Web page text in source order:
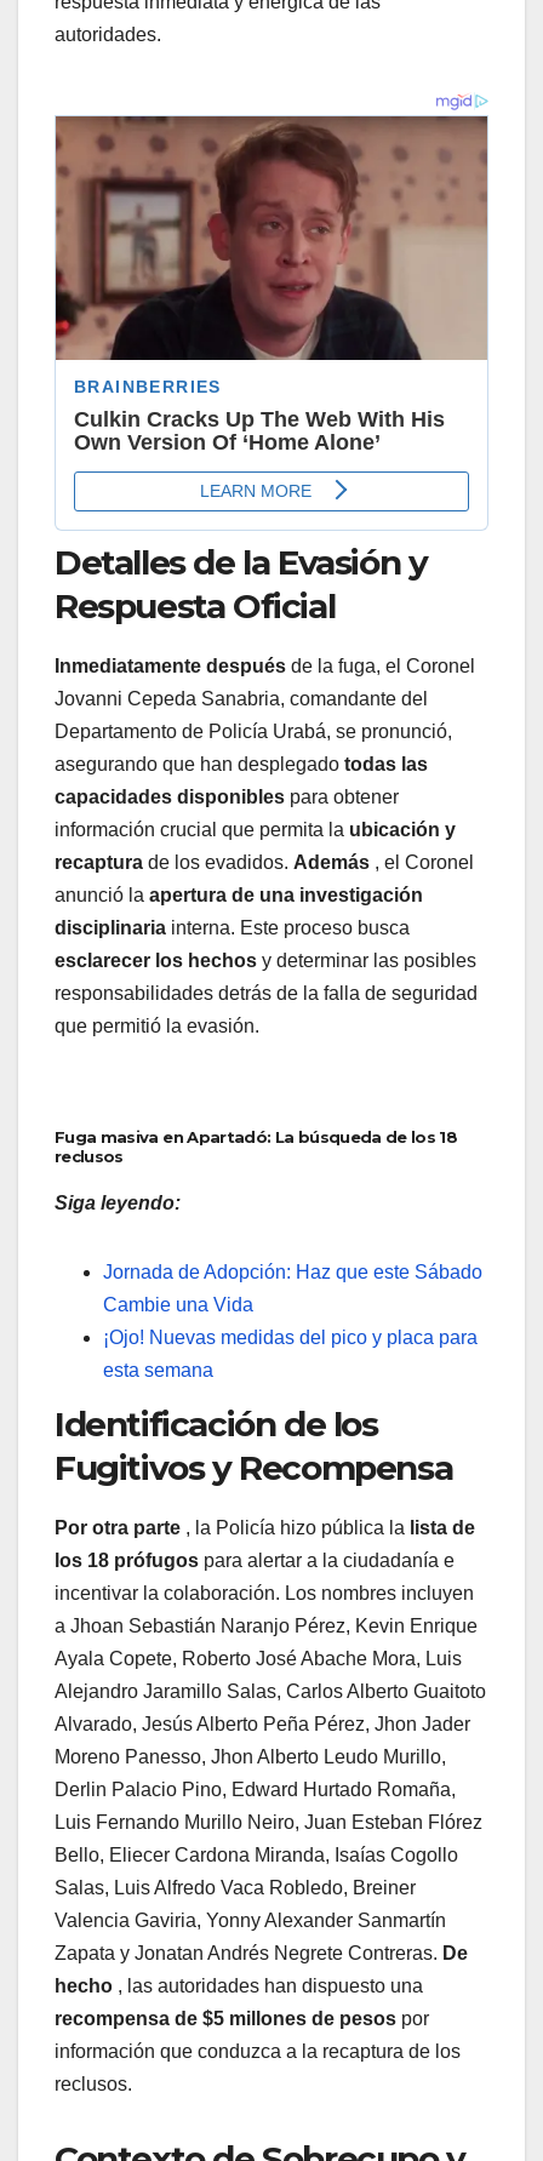
autoridades.
Detalles de la Evasión y
Respuesta Oficial
Inmediatamente después de la fuga, el Coronel
Jovanni Cepeda Sanabria, comandante del
Departamento de Policía Urabá, se pronunció,
asegurando que han desplegado todas las
capacidades disponibles para obtener
información crucial que permita la ubicación y
recaptura de los evadidos. Además , el Coronel
anunció la apertura de una investigación
disciplinaria interna. Este proceso busca
esclarecer los hechos y determinar las posibles
responsabilidades detrás de la falla de seguridad
que permitió la evasión.
Fuga masiva en Apartadó: La búsqueda de los 18
reclusos
Siga leyendo:
Jornada de Adopción: Haz que este Sábado
Cambie una Vida
¡Ojo! Nuevas medidas del pico y placa para
esta semana
Identificación de los
Fugitivos y Recompensa
Por otra parte , la Policía hizo pública la lista de
los 18 prófugos para alertar a la ciudadanía e
incentivar la colaboración. Los nombres incluyen
a Jhoan Sebastián Naranjo Pérez, Kevin Enrique
Ayala Copete, Roberto José Abache Mora, Luis
Alejandro Jaramillo Salas, Carlos Alberto Guaitoto
Alvarado, Jesús Alberto Peña Pérez, Jhon Jader
Moreno Panesso, Jhon Alberto Leudo Murillo,
Derlin Palacio Pino, Edward Hurtado Romaña,
Luis Fernando Murillo Neiro, Juan Esteban Flórez
Bello, Eliecer Cardona Miranda, Isaías Cogollo
Salas, Luis Alfredo Vaca Robledo, Breiner
Valencia Gaviria, Yonny Alexander Sanmartín
Zapata y Jonatan Andrés Negrete Contreras. De
hecho , las autoridades han dispuesto una
recompensa de $5 millones de pesos por
información que conduzca a la recaptura de los
reclusos.